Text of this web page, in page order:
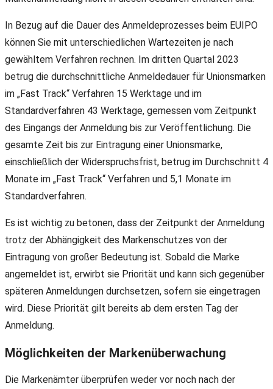
In Bezug auf die Dauer des Anmeldeprozesses beim EUIPO
können Sie mit unterschiedlichen Wartezeiten je nach
gewähltem Verfahren rechnen. Im dritten Quartal 2023
betrug die durchschnittliche Anmeldedauer für Unionsmarken
im „Fast Track“ Verfahren 15 Werktage und im
Standardverfahren 43 Werktage, gemessen vom Zeitpunkt
des Eingangs der Anmeldung bis zur Veröffentlichung. Die
gesamte Zeit bis zur Eintragung einer Unionsmarke,
einschließlich der Widerspruchsfrist, betrug im Durchschnitt 4
Monate im „Fast Track“ Verfahren und 5,1 Monate im
Standardverfahren.
Es ist wichtig zu betonen, dass der Zeitpunkt der Anmeldung
trotz der Abhängigkeit des Markenschutzes von der
Eintragung von großer Bedeutung ist. Sobald die Marke
angemeldet ist, erwirbt sie Priorität und kann sich gegenüber
späteren Anmeldungen durchsetzen, sofern sie eingetragen
wird. Diese Priorität gilt bereits ab dem ersten Tag der
Anmeldung.
Möglichkeiten der Markenüberwachung
Die Markenämter überprüfen weder vor noch nach der